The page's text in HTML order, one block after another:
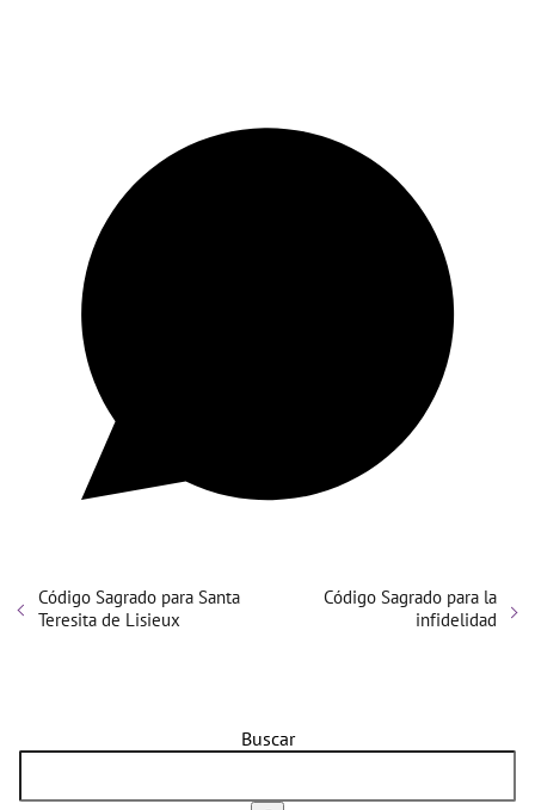
Código Sagrado para Santa
Teresita de Lisieux
Código Sagrado para la
infidelidad
Buscar